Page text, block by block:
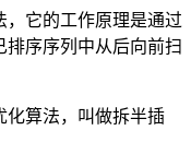
它的工作原理是通过
序序列中从后向前扫
化算法，叫做拆半插